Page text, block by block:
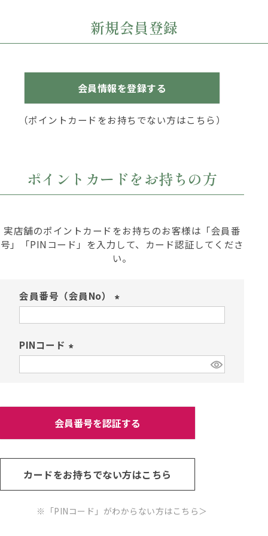
新規会員登録
会員情報を登録する
（ポイントカードをお持ちでない方はこちら）
ポイントカードをお持ちの方
実店舗のポイントカードをお持ちのお客様は「会員番
号」「PINコード」を入力して、カード認証してくださ
い。
会員番号（会員No）
必
)
PINコード
必
)
会員番号を認証する
カードをお持ちでない方はこちら
※「PINコード」がわからない方はこちら ＞